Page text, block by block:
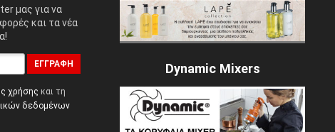
μας για να
και τα νέα
ΕΓΓΡΑΦΉ
χρήσης και τη
δεδομένων
Dynamic Mixers